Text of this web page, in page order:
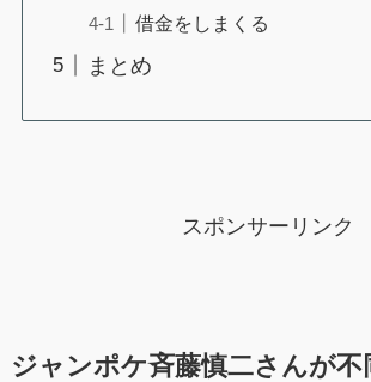
借金をしまくる
まとめ
スポンサーリンク
ジャンポケ斉藤慎二さんが不